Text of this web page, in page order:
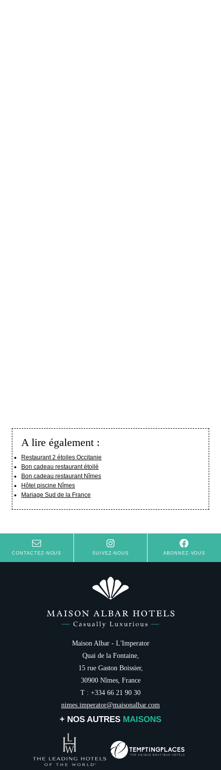
A lire également :
Restaurant 2 étoiles Occitanie
Bon cadeau restaurant étoilé
Bon cadeau restaurant Nîmes
Hôtel piscine Nîmes
Mariage Sud de la France
CONTACTEZ-NOUS SUIVEZ-NOUS ABONNEZ-VOUS
Maison Albar - L'Imperator
Quai de la Fontaine,
15 rue Gaston Boissier,
30900 Nîmes, France
T : +334 66 21 90 30
nimes.imperator@maisonalbar.com
+ NOS AUTRES MAISONS